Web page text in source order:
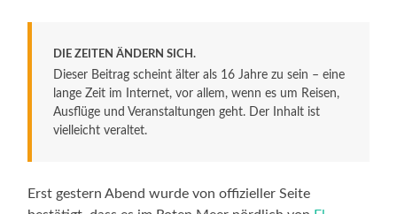
DIE ZEITEN ÄNDERN SICH.
Dieser Beitrag scheint älter als 16 Jahre zu sein – eine
lange Zeit im Internet, vor allem, wenn es um Reisen,
Ausflüge und Veranstaltungen geht. Der Inhalt ist
vielleicht veraltet.
Erst gestern Abend wurde von offizieller Seite